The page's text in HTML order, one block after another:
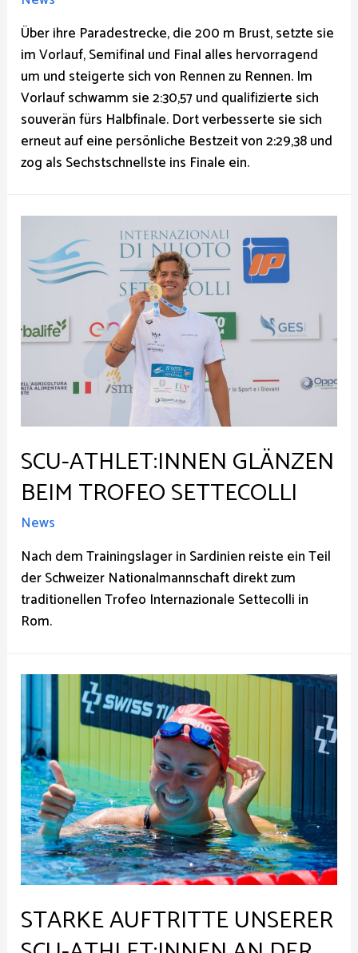
Über ihre Paradestrecke, die 200 m Brust, setzte sie
im Vorlauf, Semifinal und Final alles hervorragend
um und steigerte sich von Rennen zu Rennen. Im
Vorlauf schwamm sie 2:30,57 und qualifizierte sich
souverän fürs Halbfinale. Dort verbesserte sie sich
erneut auf eine persönliche Bestzeit von 2:29,38 und
zog als Sechstschnellste ins Finale ein.
SCU-ATHLET:INNEN GLÄNZEN
BEIM TROFEO SETTECOLLI
News
Nach dem Trainingslager in Sardinien reiste ein Teil
der Schweizer Nationalmannschaft direkt zum
traditionellen Trofeo Internazionale Settecolli in
Rom.
STARKE AUFTRITTE UNSERER